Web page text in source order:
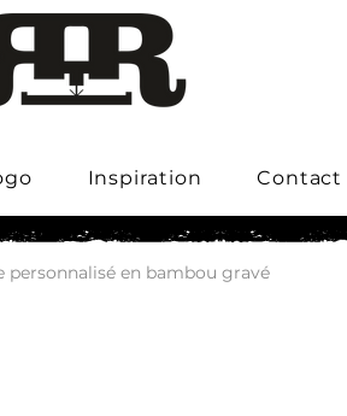
Inspiration Contact
personnalisé en bambou gravé